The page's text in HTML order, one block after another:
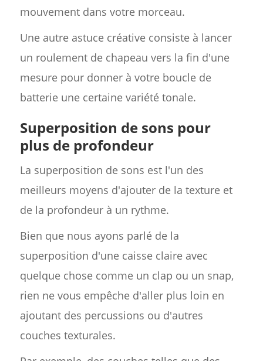
mouvement dans votre morceau.
Une autre astuce créative consiste à lancer
un roulement de chapeau vers la fin d'une
mesure pour donner à votre boucle de
batterie une certaine variété tonale.
Superposition de sons pour
plus de profondeur
La superposition de sons est l'un des
meilleurs moyens d'ajouter de la texture et
de la profondeur à un rythme.
Bien que nous ayons parlé de la
superposition d'une caisse claire avec
quelque chose comme un clap ou un snap,
rien ne vous empêche d'aller plus loin en
ajoutant des percussions ou d'autres
couches texturales.